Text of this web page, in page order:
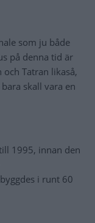
som ju både
på denna tid är
Tatran likaså,
skall vara en
1995, innan den
i runt 60